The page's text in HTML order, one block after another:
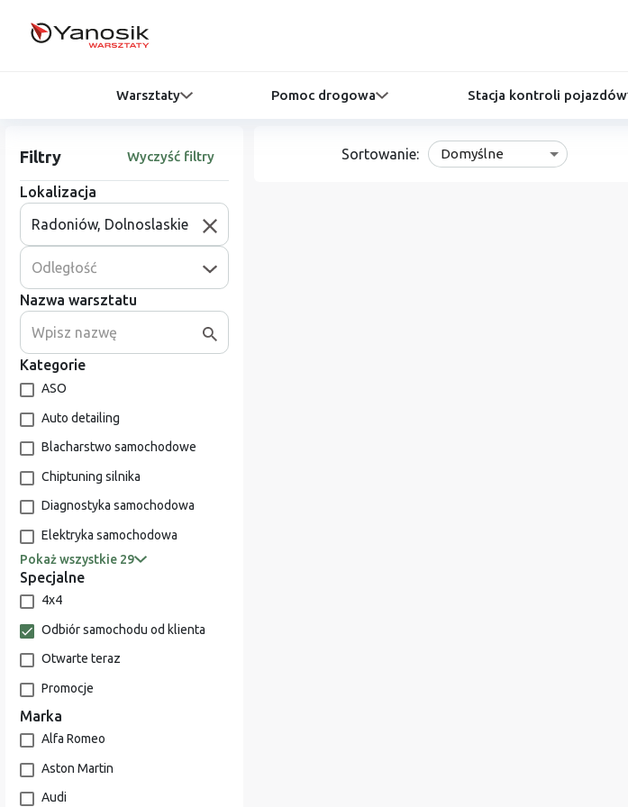
Warsztaty Pomoc drogowa Stacja kontroli pojazdów
Filtry Wyczyść filtry
Lokalizacja
Odległość
Nazwa warsztatu
Kategorie
ASO
Auto detailing
Blacharstwo samochodowe
Chiptuning silnika
Diagnostyka samochodowa
Elektryka samochodowa
Pokaż wszystkie 29
Specjalne
4x4
Odbiór samochodu od klienta
Otwarte teraz
Promocje
Marka
Alfa Romeo
Aston Martin
Audi
Sortowanie: Domyślne